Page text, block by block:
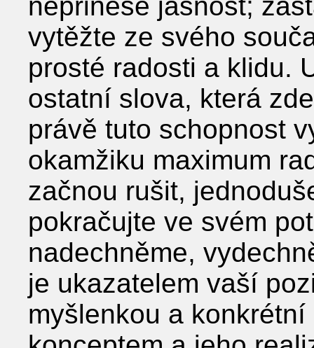
vytěžte ze svého
prosté radosti a klidu.
ostatní slova, která
právě tuto schopnost
okamžiku maximum
začnou rušit,
pokračujte ve svém
nadechněme,
je ukazatelem vaší
myšlenkou a